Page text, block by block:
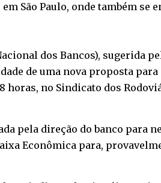
São Paulo, onde também se
dos Bancos), sugerida
de uma nova proposta
no Sindicato dos
pela direção do banco para
Econômica para,